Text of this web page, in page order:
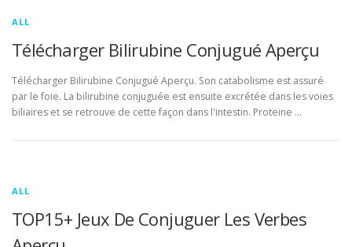
ALL
Télécharger Bilirubine Conjugué Aperçu
Télécharger Bilirubine Conjugué Aperçu. Son catabolisme est assuré
par le foie. La bilirubine conjuguée est ensuite excrétée dans les voies
biliaires et se retrouve de cette façon dans l'intestin. Proteine …
ALL
TOP15+ Jeux De Conjuguer Les Verbes